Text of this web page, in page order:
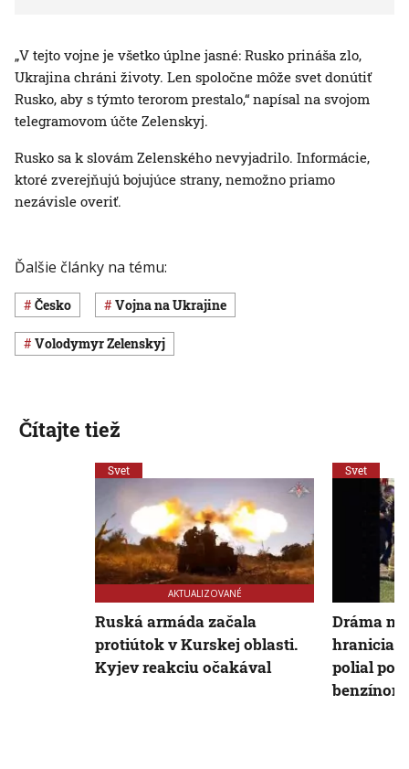
„V tejto vojne je všetko úplne jasné: Rusko prináša zlo,
Ukrajina chráni životy. Len spoločne môže svet donútiť
Rusko, aby s týmto terorom prestalo,“ napísal na svojom
telegramovom účte Zelenskyj.
Rusko sa k slovám Zelenského nevyjadrilo. Informácie,
ktoré zverejňujú bojujúce strany, nemožno priamo
nezávisle overiť.
Ďalšie články na tému:
Česko vojna na Ukrajine
Volodymyr Zelenskyj
Čítajte tiež
Svet
AKTUALIZOVANÉ
Ruská armáda začala
protiútok v Kurskej oblasti.
Kyjev reakciu očakával
Svet
Dráma
polial